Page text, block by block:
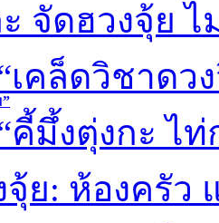
จัดฮวงจุ้ย ไ
คล็ดวิชาดว
คี้มึ้งตุ่งกะ ไ
ย: ห้องครัว